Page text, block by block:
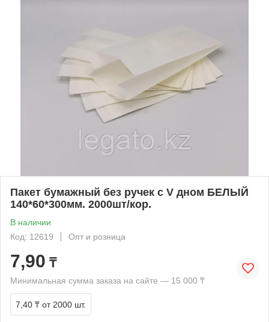
Пакет бумажный без ручек с V дном БЕЛЫЙ
140*60*300мм. 2000шт/кор.
В наличии
Код: 12619
Опт и розница
7,90 ₸
Минимальная сумма заказа на сайте — 15 000 ₸
7,40 ₸ от 2000 шт.